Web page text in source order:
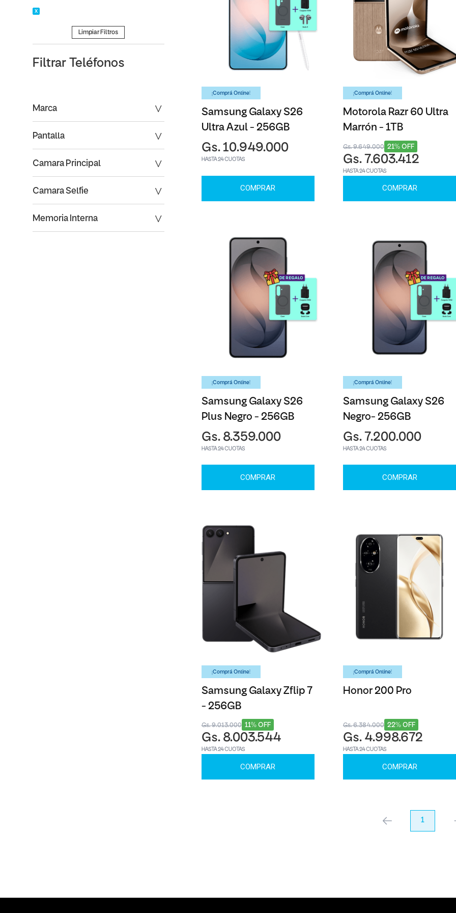
Limpiar Filtros
Filtrar Teléfonos
Marca
Pantalla
Camara Principal
Camara Selfie
Memoria Interna
¡Comprá Online!
Samsung Galaxy S26
Ultra Azul - 256GB
Gs. 10.949.000
HASTA 24 CUOTAS
COMPRAR
¡Comprá Online!
Motorola Razr 60 Ultra
Marrón - 1TB
21% OFF
Gs. 9.649.000
Gs. 7.603.412
HASTA 24 CUOTAS
COMPRAR
¡Comprá Online!
Samsung Galaxy S26
Plus Negro - 256GB
Gs. 8.359.000
HASTA 24 CUOTAS
COMPRAR
¡Comprá Online!
Samsung Galaxy S26
Negro- 256GB
Gs. 7.200.000
HASTA 24 CUOTAS
COMPRAR
¡Comprá Online!
Samsung Galaxy Zflip 7
- 256GB
11% OFF
Gs. 9.013.000
Gs. 8.003.544
HASTA 24 CUOTAS
COMPRAR
¡Comprá Online!
Honor 200 Pro
22% OFF
Gs. 6.384.000
Gs. 4.998.672
HASTA 24 CUOTAS
COMPRAR
anterior 1